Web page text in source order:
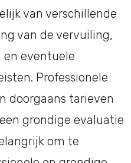
van verschillende
van de vervuiling,
en eventuele
Professionele
doorgaans tarieven
grondige evaluatie
om te